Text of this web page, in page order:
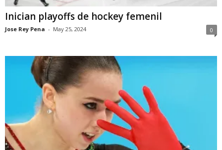
Inician playoffs de hockey femenil
Jose Rey Pena - May 25, 2024 0